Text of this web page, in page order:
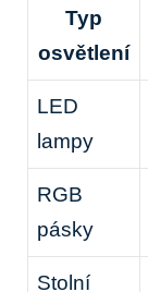
Typ
osvětlení
LED
lampy
RGB
pásky
Stolní